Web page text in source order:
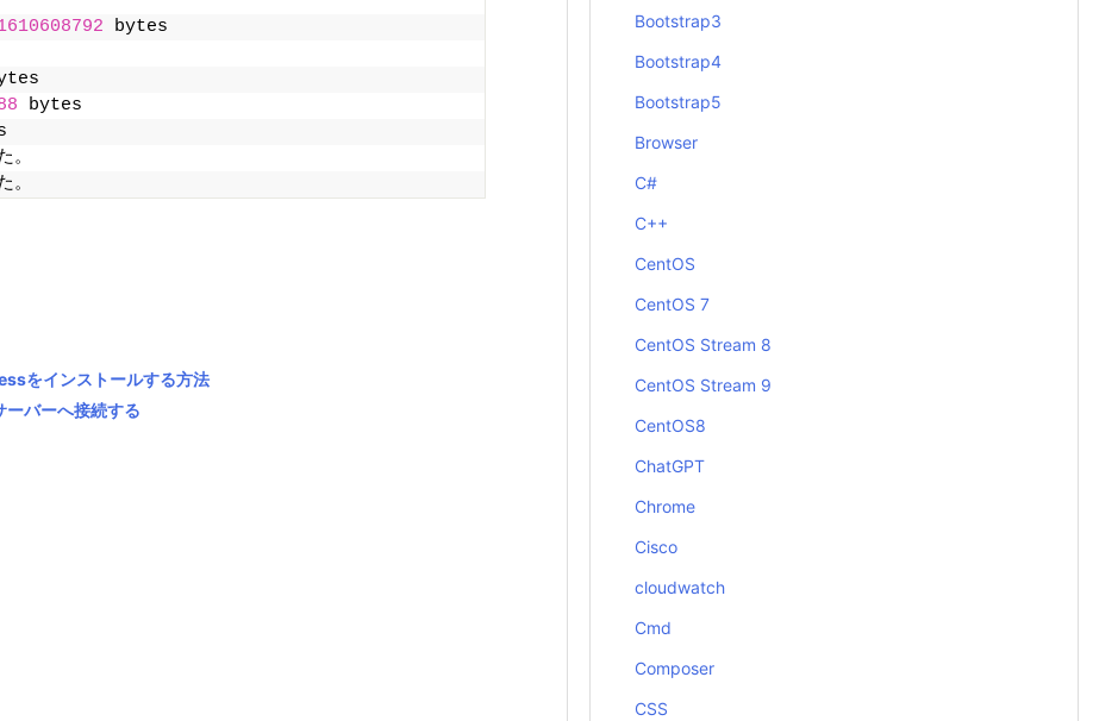
bytes
bytes
。
。
をインストールする方法
バーへ接続する
Bootstrap3
Bootstrap4
Bootstrap5
Browser
C#
C++
CentOS
CentOS 7
CentOS Stream 8
CentOS Stream 9
CentOS8
ChatGPT
Chrome
Cisco
cloudwatch
Cmd
Composer
CSS